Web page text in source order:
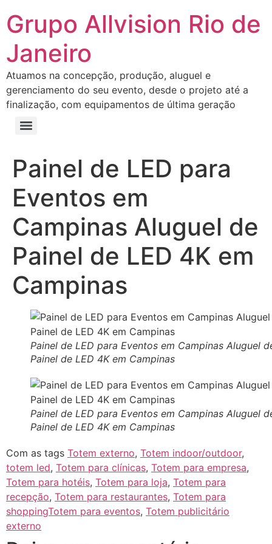
Grupo Allvision Rio de
Janeiro
Atuamos na concepção, produção, aluguel e
gerenciamento do seu evento, desde o projeto até a
finalização, com equipamentos de última geração
Painel de LED para
Eventos em
Campinas Aluguel de
Painel de LED 4K em
Campinas
Painel de LED para Eventos em Campinas Aluguel
Painel de LED 4K em Campinas
Painel de LED para Eventos em Campinas Aluguel
Painel de LED 4K em Campinas
Com as tags Totem externo, Totem indoor/outdoor,
totem led, Totem para clínicas, Totem para empresa,
Totem para hotéis, Totem para loja, Totem para
recepção, Totem para restaurantes, Totem para
shoppingTotem para eventos, Totem publicitário
externo